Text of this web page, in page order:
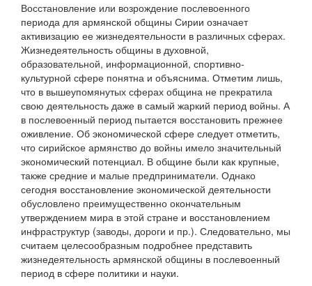
Восстановление или возрождение послевоенного
периода для армянской общины Сирии означает
активизацию ее жизнедеятельности в различных сферах.
Жизнедеятельность общины в духовной,
образовательной, информационной, спортивно-
культурной сфере понятна и объяснима. Отметим лишь,
что в вышеупомянутых сферах община не прекратила
свою деятельность даже в самый жаркий период войны. А
в послевоенный период пытается восстановить прежнее
оживление. Об экономической сфере следует отметить,
что сирийское армянство до войны имело значительный
экономический потенциал. В общине были как крупные,
также средние и малые предприниматели. Однако
сегодня восстановление экономической деятельности
обусловлено преимущественно окончательным
утверждением мира в этой стране и восстановлением
инфраструктур (заводы, дороги и пр.). Следовательно, мы
считаем целесообразным подробнее представить
жизнедеятельность армянской общины в послевоенный
период в сфере политики и науки.